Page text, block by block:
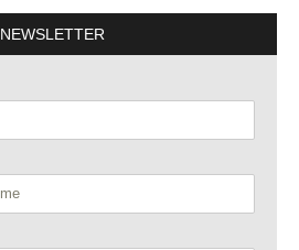
NEWSLETTER